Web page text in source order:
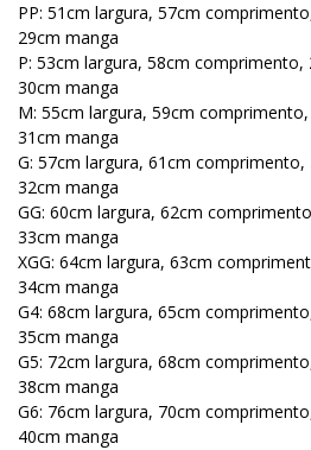
PP: 51cm largura, 57cm
29cm manga
P: 53cm largura, 58cm comprimento,
30cm manga
M: 55cm largura, 59cm
31cm manga
G: 57cm largura, 61cm
32cm manga
GG: 60cm largura, 62cm
33cm manga
XGG: 64cm largura, 63cm
34cm manga
G4: 68cm largura, 65cm
35cm manga
G5: 72cm largura, 68cm
38cm manga
G6: 76cm largura, 70cm
40cm manga